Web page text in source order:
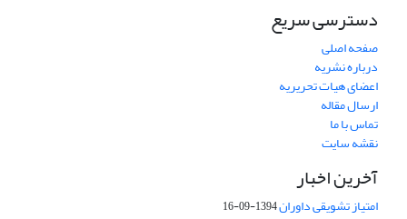
دسترسی سریع
صفحه اصلی
درباره نشریه
اعضای هیات تحریریه
ارسال مقاله
تماس با ما
نقشه سایت
آخرین اخبار
امتیاز تشویقی داوران1394-09-16